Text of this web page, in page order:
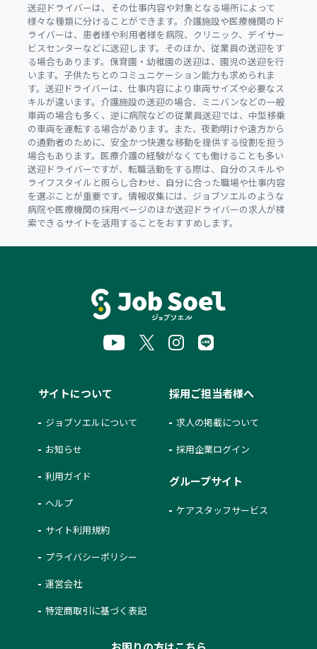
送迎ドライバーは、その仕事内容や対象となる場所によって
様々な種類に分けることができます。介護施設や医療機関のド
ライバーは、患者様や利用者様を病院、クリニック、デイサー
ビスセンターなどに送迎します。そのほか、従業員の送迎をす
る場合もあります。保育園・幼稚園の送迎は、園児の送迎を行
います。子供たちとのコミュニケーション能力も求められま
す。送迎ドライバーは、仕事内容により車両サイズや必要なス
キルが違います。介護施設の送迎の場合、ミニバンなどの一般
車両の場合も多く、逆に病院などの従業員送迎では、中型移乗
の車両を運転する場合があります。また、夜勤明けや遠方から
の通勤者のために、安全かつ快適な移動を提供する役割を担う
場合もあります。医療介護の経験がなくても働けることも多い
送迎ドライバーですが、転職活動をする際は、自分のスキルや
ライフスタイルと照らし合わせ、自分に合った職場や仕事内容
を選ぶことが重要です。情報収集には、ジョブソエルのような
病院や医療機関の採用ページのほか送迎ドライバーの求人が検
索できるサイトを活用することをおすすめします。
サイトについて
ジョブソエルについて
お知らせ
利用ガイド
ヘルプ
サイト利用規約
プライバシーポリシー
運営会社
特定商取引に基づく表記
採用ご担当者様へ
求人の掲載について
採用企業ログイン
グループサイト
ケアスタッフサービス